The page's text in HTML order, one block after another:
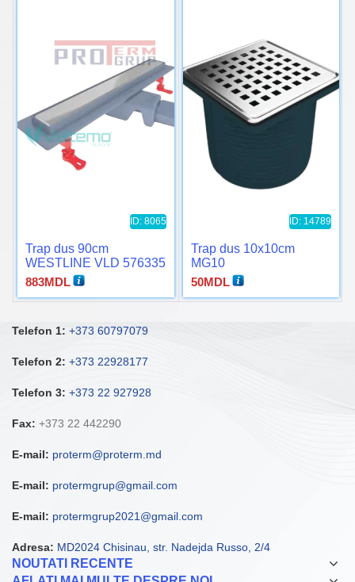
ID: 8065
Trap dus 90cm
WESTLINE VLD 576335
883MDL
ID: 14789
Trap dus 10x10cm
MG10
50MDL
Telefon 1: +373 60797079
Telefon 2: +373 22928177
Telefon 3: +373 22 927928
Fax: +373 22 442290
E-mail: proterm@proterm.md
E-mail: protermgrup@gmail.com
E-mail: protermgrup2021@gmail.com
Adresa: MD2024 Chisinau, str. Nadejda Russo, 2/4
NOUTATI RECENTE